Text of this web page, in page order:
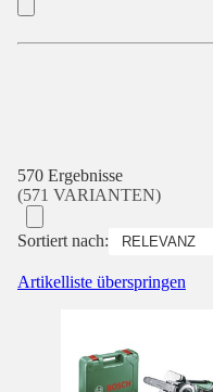
570 Ergebnisse
(571 VARIANTEN)
Sortiert nach:
Artikelliste überspringen